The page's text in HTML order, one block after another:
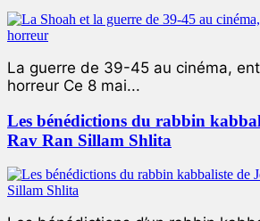
La guerre de 39-45 au cinéma,
horreur Ce 8 mai...
Les bénédictions du rabbin
Rav Ran Sillam Shlita